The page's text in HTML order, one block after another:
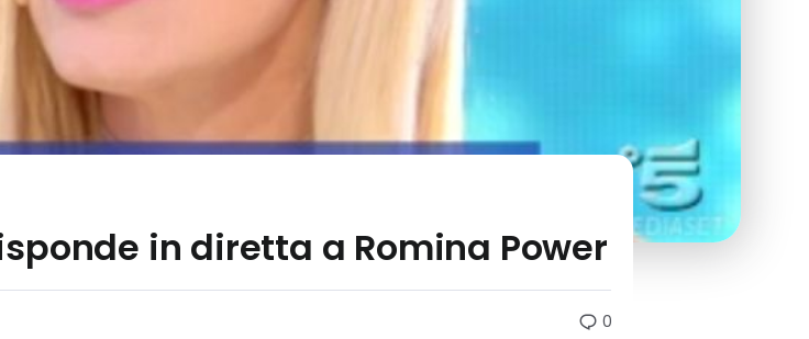
in diretta a Romina Power
0